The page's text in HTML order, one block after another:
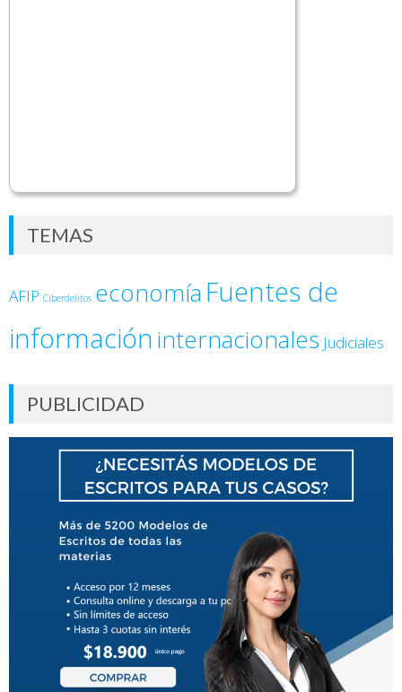
TEMAS
AFIP Ciberdelitos economía Fuentes de
informacióninternacionales Judiciales
PUBLICIDAD